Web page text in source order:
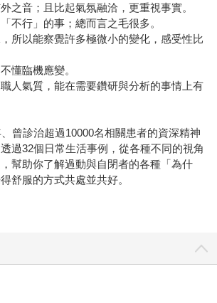
之音；且比起氣氛融洽，更重視事實。
不行」的事；總而言之毛很多。
所以能察覺許多極微小的變化，感受性比
懂臨機應變。
人氣質，能在需要鑽研與分析的事情上有
曾診治超過10000名相關患者的資深精神
過32個日常生活事例，從各種不同的視角
幫助你了解過動與自閉者的各種「為什
舒服的方式共處並共好。